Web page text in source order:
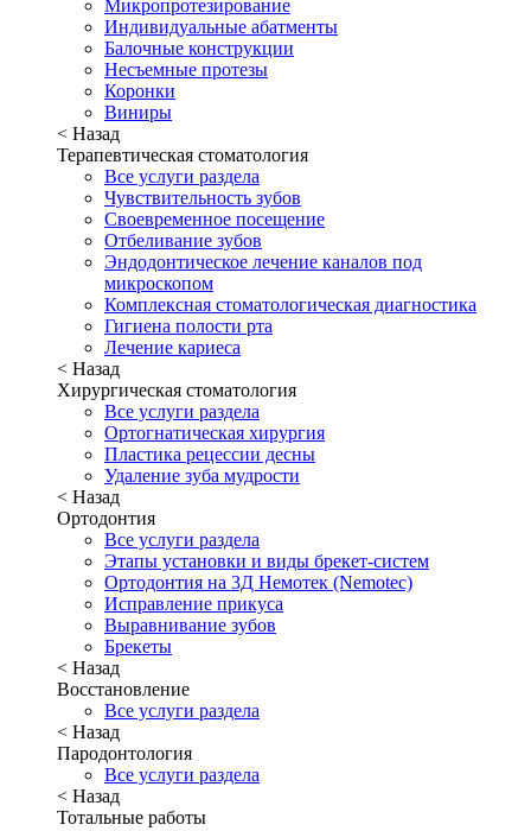
Микропротезирование
Индивидуальные абатменты
Балочные конструкции
Несъемные протезы
Коронки
Виниры
< Назад
Терапевтическая стоматология
Все услуги раздела
Чувствительность зубов
Своевременное посещение
Отбеливание зубов
Эндодонтическое лечение каналов под
микроскопом
Комплексная стоматологическая диагностика
Гигиена полости рта
Лечение кариеса
< Назад
Хирургическая стоматология
Все услуги раздела
Ортогнатическая хирургия
Пластика рецессии десны
Удаление зуба мудрости
< Назад
Ортодонтия
Все услуги раздела
Этапы установки и виды брекет-систем
Ортодонтия на 3Д Немотек (Nemotec)
Исправление прикуса
Выравнивание зубов
Брекеты
< Назад
Восстановление
Все услуги раздела
< Назад
Пародонтология
Все услуги раздела
< Назад
Тотальные работы